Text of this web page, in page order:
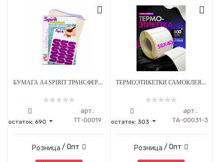
БУМАГА А4 SPIRIT ТРАНСФЕРНАЯ ДЛЯ РУЧНОГО ПЕРЕВОДА CLASSIC FREEHAND - 1 ШТ
остаток: 690
арт.:
ТТ-00019
Розница / Опт
ТЕРМОЭТИКЕТКИ САМОКЛЕЯЩИЕСЯ ДЛЯ ПРИНТЕРА 58*40 ММ - 800 НАКЛЕЕК/РУЛОН - 3 ШТ
остаток: 303
арт.:
ТА-00031-3
Розница / Опт